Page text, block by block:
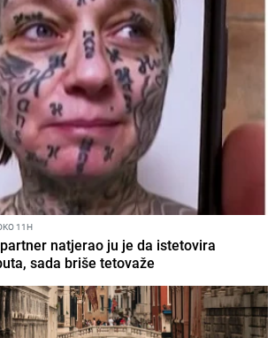
11H
natjerao ju je da istetovira
sada briše tetovaže